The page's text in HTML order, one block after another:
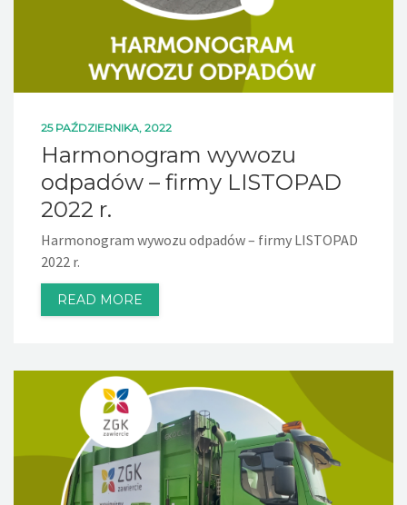
25 PAŹDZIERNIKA, 2022
Harmonogram wywozu
odpadów – firmy LISTOPAD
2022 r.
Harmonogram wywozu odpadów – firmy LISTOPAD
2022 r.
READ MORE